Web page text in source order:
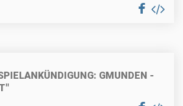
GMUNDEN -